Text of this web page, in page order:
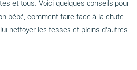
et tous. Voici quelques conseils pour
bébé, comment faire face à la chute
nettoyer les fesses et pleins d’autres